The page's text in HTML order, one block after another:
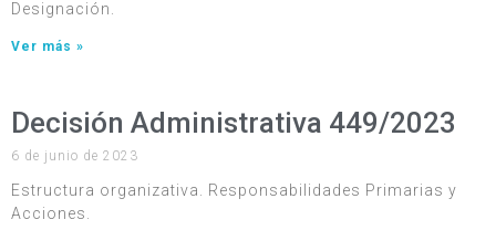
Designación.
Ver más »
Decisión Administrativa 449/2023
6 de junio de 2023
Estructura organizativa. Responsabilidades Primarias y
Acciones.